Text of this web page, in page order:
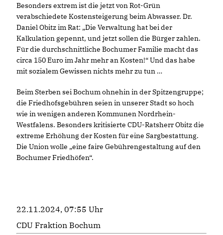
Besonders extrem ist die jetzt von Rot-Grün
verabschiedete Kostensteigerung beim Abwasser. Dr.
Daniel Obitz im Rat: „Die Verwaltung hat bei der
Kalkulation gepennt, und jetzt sollen die Bürger zahlen.
Für die durchschnittliche Bochumer Familie macht das
circa 150 Euro im Jahr mehr an Kosten!“ Und das habe
mit sozialem Gewissen nichts mehr zu tun
Beim Sterben sei Bochum ohnehin in der Spitzengruppe;
die Friedhofsgebühren seien in unserer Stadt so hoch
wie in wenigen anderen Kommunen Nordrhein-
Westfalens. Besonders kritisierte CDU-Ratsherr Obitz die
extreme Erhöhung der Kosten für eine Sargbestattung.
Die Union wolle „eine faire Gebührengestaltung auf den
Bochumer Friedhöfen“.
22.11.2024, 07:55 Uhr
CDU Fraktion Bochum